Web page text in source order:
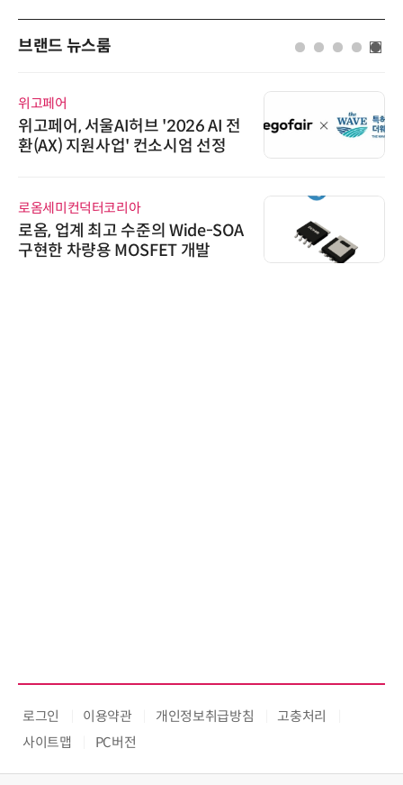
브랜드 뉴스룸
위고페어
위고페어, 서울AI허브 '2026 AI 전
환(AX) 지원사업' 컨소시엄 선정
로옴세미컨덕터코리아
로옴, 업계 최고 수준의 Wide-SOA
구현한 차량용 MOSFET 개발
로그인 이용약관 개인정보취급방침
고충처리
사이트맵
PC버전